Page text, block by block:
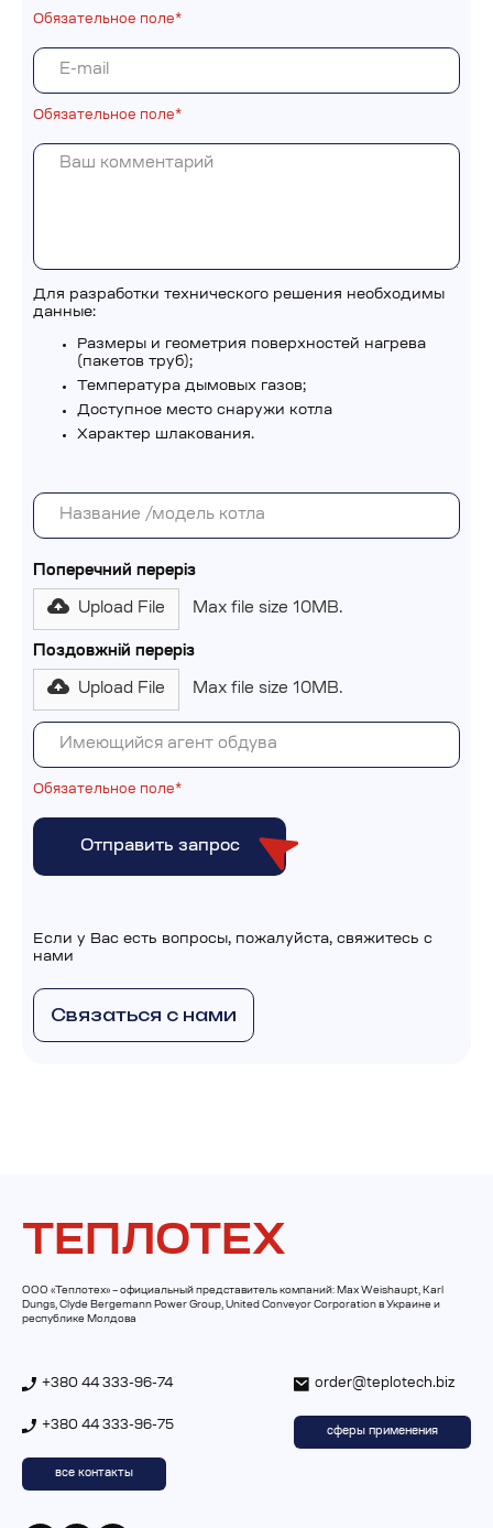
Обязательное поле*
Обязательное поле*
Для разработки технического решения необходимы
данные:
Размеры и геометрия поверхностей нагрева
(пакетов труб);
Температура дымовых газов;
Доступное место снаружи котла
Характер шлакования.
Поперечний переріз
Upload File Max file size 10MB.
Поздовжній переріз
Upload File Max file size 10MB.
Обязательное поле*
Если у Вас есть вопросы, пожалуйста, свяжитесь с
нами
Связаться с нами
ТЕПЛОТЕХ
ООО «Теплотех» – официальный представитель компаний: Max Weishaupt, Karl
Dungs, Clyde Bergemann Power Group, United Conveyor Corporation в Украине и
республике Молдова
+380 44 333-96-74
+380 44 333-96-75
все контакты
order@teplotech.biz
сферы применения